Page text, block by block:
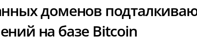
доменов
на базе Bitcoin